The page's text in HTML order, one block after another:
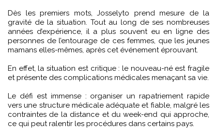
Dès les premiers mots, Josselyto prend mesure de la
gravité de la situation. Tout au long de ses nombreuses
années d’expérience, il a plus souvent eu en ligne des
personnes de l’entourage de ces femmes, que les jeunes
mamans elles-mêmes, après cet événement éprouvant.
En effet, la situation est critique : le nouveau-né est fragile
et présente des complications médicales menaçant sa vie.
Le défi est immense : organiser un rapatriement rapide
vers une structure médicale adéquate et fiable, malgré les
contraintes de la distance et du week-end qui approche,
ce qui peut ralentir les procédures dans certains pays.